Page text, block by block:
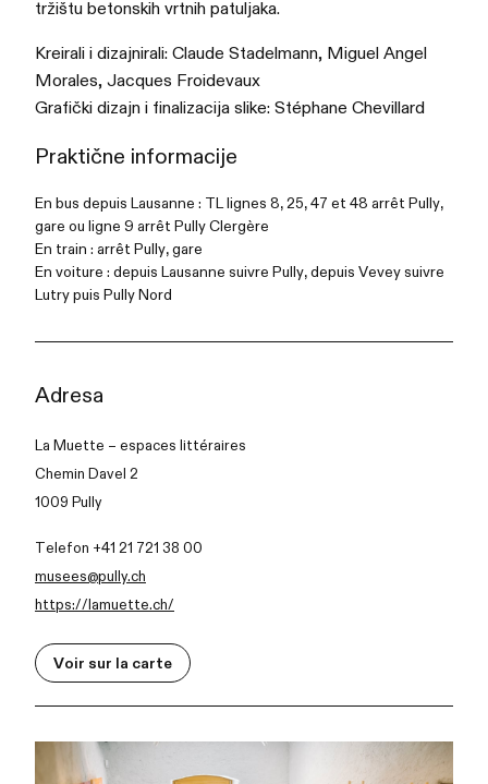
tržištu betonskih vrtnih patuljaka.
Kreirali i dizajnirali: Claude Stadelmann, Miguel Angel
Morales, Jacques Froidevaux
Grafički dizajn i finalizacija slike: Stéphane Chevillard
Praktične informacije
En bus depuis Lausanne : TL lignes 8, 25, 47 et 48 arrêt Pully,
gare ou ligne 9 arrêt Pully Clergère
En train : arrêt Pully, gare
En voiture : depuis Lausanne suivre Pully, depuis Vevey suivre
Lutry puis Pully Nord
Adresa
La Muette – espaces littéraires
Chemin Davel 2
1009 Pully
Telefon +41 21 721 38 00
musees@pully.ch
https://lamuette.ch/
Voir sur la carte